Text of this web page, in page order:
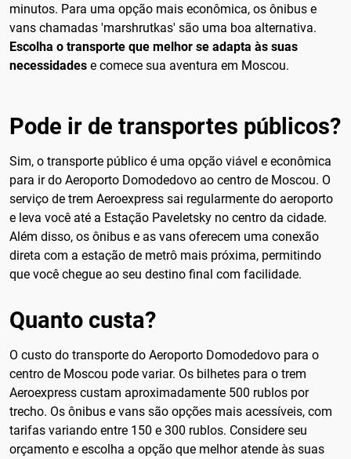
minutos. Para uma opção mais econômica, os ônibus e
vans chamadas 'marshrutkas' são uma boa alternativa.
Escolha o transporte que melhor se adapta às suas
necessidades e comece sua aventura em Moscou.
Pode ir de transportes públicos?
Sim, o transporte público é uma opção viável e econômica
para ir do Aeroporto Domodedovo ao centro de Moscou. O
serviço de trem Aeroexpress sai regularmente do aeroporto
e leva você até a Estação Paveletsky no centro da cidade.
Além disso, os ônibus e as vans oferecem uma conexão
direta com a estação de metrô mais próxima, permitindo
que você chegue ao seu destino final com facilidade.
Quanto custa?
O custo do transporte do Aeroporto Domodedovo para o
centro de Moscou pode variar. Os bilhetes para o trem
Aeroexpress custam aproximadamente 500 rublos por
trecho. Os ônibus e vans são opções mais acessíveis, com
tarifas variando entre 150 e 300 rublos. Considere seu
orçamento e escolha a opção que melhor atende às suas